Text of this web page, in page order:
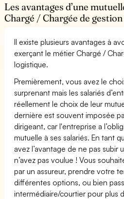
Les avantages d’une
Chargé / Chargée de
Il existe plusieurs avantages à
exerçant le métier Chargé /
logistique.
Premièrement, vous avez le
surprenant mais les salariés
réellement le choix de leur
dernière est souvent imposée
dirigeant, car l'entreprise a
mutuelle à ses salariés. En tant
avez l’avantage de ne pas subir
n’avez pas voulue ! Vous
par un assureur, prendre votre
différentes options, ou bien
intermédiaire/courtier pour plus